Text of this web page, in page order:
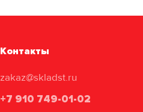
Контакты
zakaz@skladst.ru
+7 910 749-01-02